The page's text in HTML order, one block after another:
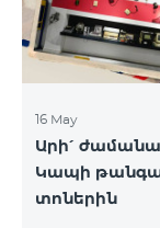
16 May
Արի՛
Կապի
տոներին